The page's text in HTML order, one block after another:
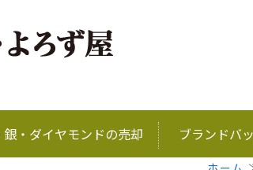
ブラン
・ダイヤモンドの売却 ブランドバ